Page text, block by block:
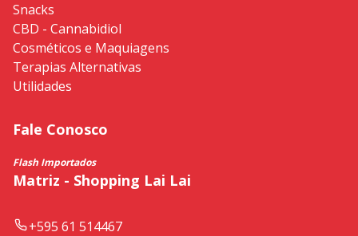
Snacks
CBD - Cannabidiol
Cosméticos e Maquiagens
Terapias Alternativas
Utilidades
Fale Conosco
Flash Importados
Matriz - Shopping Lai Lai
+595 61 514467